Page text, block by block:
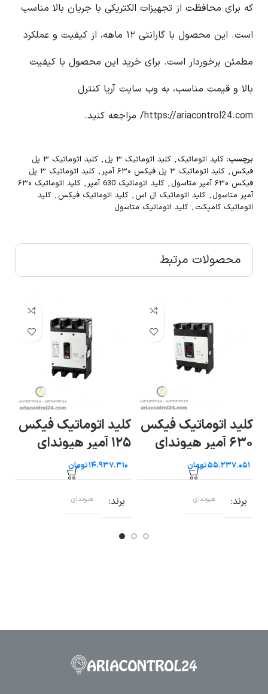
که برای محافظت از تجهیزات الکتریکی با جریان بالا مناسب
است. این محصول با گارانتی ۱۲ ماهه، از کیفیت و عملکرد
مطمئن برخوردار است. برای خرید این محصول با کیفیت
بالا و قیمت مناسب، به وب سایت آریا کنترل
https://ariacontrol24.com/ مراجعه کنید.
برچسب: کلید اتوماتیک , کلید اتوماتیک ۳ پل ,
کلید اتوماتیک ۳ پل
فیکس , کلید اتوماتیک ۳ پل فیکس ۶۳۰ آمپر ,
کلید اتوماتیک ۳ پل
فیکس ۶۳۰ آمپر متاسول
, کلید اتوماتیک 630 آمپر ,
کلید اتوماتیک ۶۳۰
آمپر متاسول , کلید اتوماتیک ال اس , کلید اتوماتیک فیکس , کلید
اتوماتیک کامپکت , کلید اتوماتیک متاسول
محصولات مرتبط
کلید اتوماتیک فیکس
۱۲۵ آمپر هیوندای
تومان
برند هیوندای
کلید اتوماتیک فیکس
۲۰ آمپر هیوندای
تومان
برند هیوندای